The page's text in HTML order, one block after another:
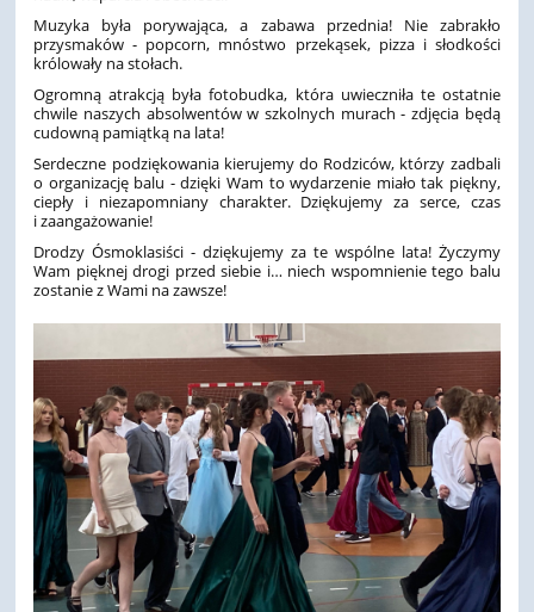
Muzyka była porywająca, a zabawa przednia! Nie zabrakło
przysmaków - popcorn, mnóstwo przekąsek, pizza i słodkości
królowały na stołach.
Ogromną atrakcją była fotobudka, która uwieczniła te ostatnie
chwile naszych absolwentów w szkolnych murach - zdjęcia będą
cudowną pamiątką na lata!
Serdeczne podziękowania kierujemy do Rodziców, którzy zadbali
o organizację balu - dzięki Wam to wydarzenie miało tak piękny,
ciepły i niezapomniany charakter. Dziękujemy za serce, czas
i zaangażowanie!
Drodzy Ósmoklasiści - dziękujemy za te wspólne lata! Życzymy
Wam pięknej drogi przed siebie i… niech wspomnienie tego balu
zostanie z Wami na zawsze!